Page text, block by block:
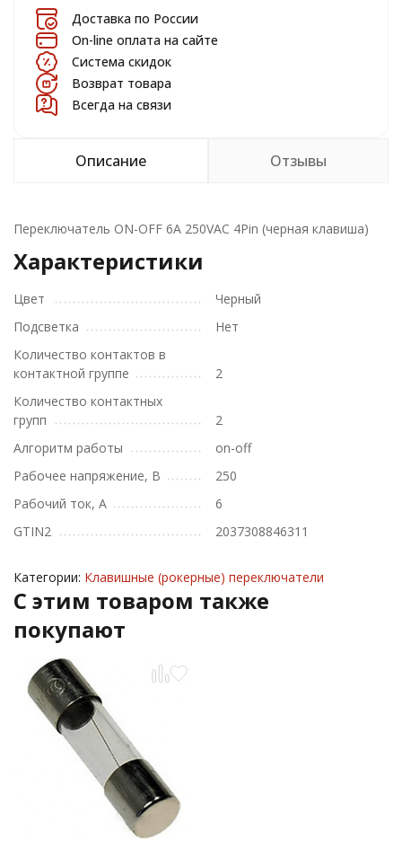
Доставка по России
On-line оплата на сайте
Система скидок
Возврат товара
Всегда на связи
Описание Отзывы
Переключатель ON-OFF 6A 250VAC 4Pin (черная клавиша)
Характеристики
Цвет
Черный
Подсветка
Нет
Количество контактов в
контактной группе
2
Количество контактных
групп
2
Алгоритм работы
on-off
Рабочее напряжение, В
250
Рабочий ток, А
6
GTIN2
2037308846311
Категории: Клавишные (рокерные) переключатели
C этим товаром также
покупают